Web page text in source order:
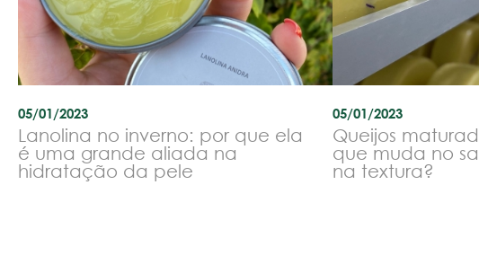
05/01/2023
Lanolina no inverno: por que ela
é uma grande aliada na
hidratação da pele
05/01/2023
Queijos
que muda no
na textura?